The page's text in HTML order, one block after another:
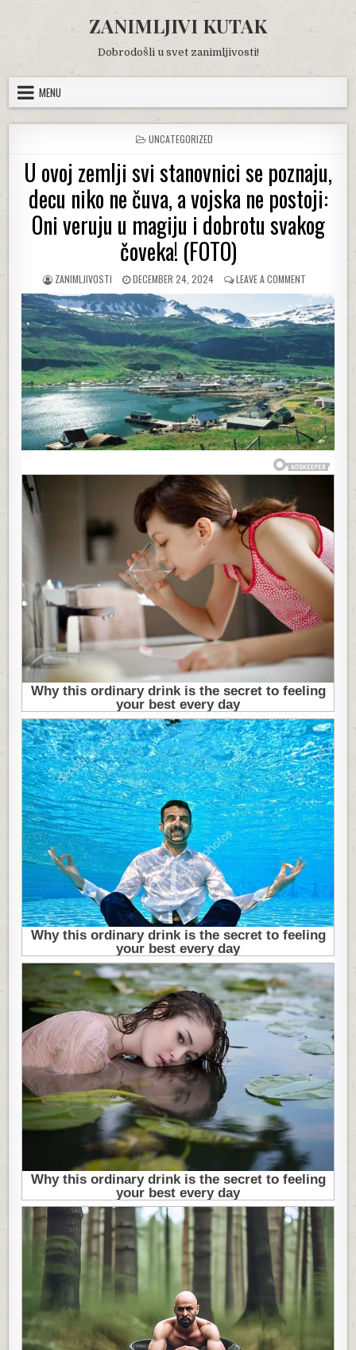
content
ZANIMLJIVI KUTAK
Dobrodošli u svet zanimljivosti!
MENU
POSTED
IN
UNCATEGORIZED
U ovoj zemlji svi stanovnici se poznaju,
decu niko ne čuva, a vojska ne postoji:
Oni veruju u magiju i dobrotu svakog
čoveka! (FOTO)
AUTHOR:
ZANIMLJIVOSTI
PUBLISHED
DATE:
DECEMBER 24, 2024 LEAVE A COMMENTON
U
OVOJ
ZEMLJI
SVI
STANOVNICI
SE
POZNAJU,
DECU
NIKO
NE
ČUVA,
A
VOJSKA
NE
U
MAGIJU
DOBROTU
SVAKOG
ČOVEKA!
(FOTO)